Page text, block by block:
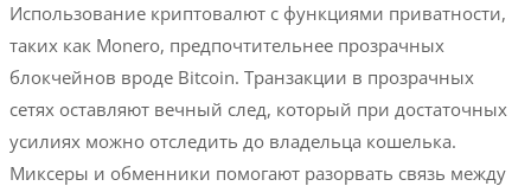
Использование криптовалют с функциями приватности,
таких как Monero, предпочтительнее прозрачных
блокчейнов вроде Bitcoin. Транзакции в прозрачных
сетях оставляют вечный след, который при достаточных
усилиях можно отследить до владельца кошелька.
Миксеры и обменники помогают разорвать связь между